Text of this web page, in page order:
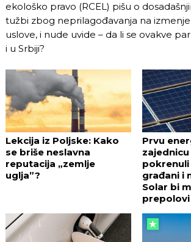
ekološko pravo (RCEL) pišu o
tužbi zbog neprilagođavanja na
uslove, i nude uvide – da li se ovakve
i u Srbiji?
Lekcija iz Poljske: Kako
se briše neslavna
reputacija „zemlje
uglja”?
Prvu
građani i
Solar bi
prepolovi